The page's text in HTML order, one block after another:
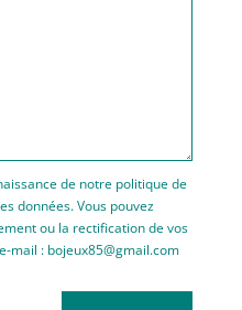
de notre politique de
données. Vous pouvez
ou la rectification de vos
mail : bojeux85@gmail.com